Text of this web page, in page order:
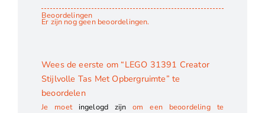
Beoordelingen
Er zijn nog geen beoordelingen.
Wees de eerste om “LEGO 31391 Creator
Stijlvolle Tas Met Opbergruimte” te
beoordelen
Je moet ingelogd zijn om een beoordeling te